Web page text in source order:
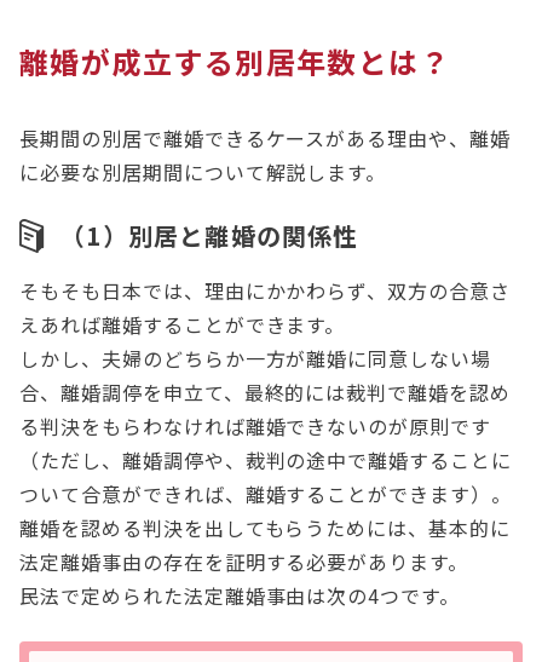
離婚が成立する別居年数とは？
長期間の別居で離婚できるケースがある理由や、離婚
に必要な別居期間について解説します。
（1）別居と離婚の関係性
そもそも日本では、理由にかかわらず、双方の合意さ
えあれば離婚することができます。
しかし、夫婦のどちらか一方が離婚に同意しない場
合、離婚調停を申立て、最終的には裁判で離婚を認め
る判決をもらわなければ離婚できないのが原則です
（ただし、離婚調停や、裁判の途中で離婚することに
ついて合意ができれば、離婚することができます）。
離婚を認める判決を出してもらうためには、基本的に
法定離婚事由の存在を証明する必要があります。
民法で定められた法定離婚事由は次の4つです。